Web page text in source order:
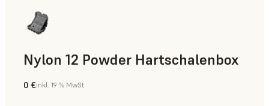
Nylon 12 Powder Hartschalenbox
SLS-Pulver
0 €inkl. 19 % MwSt.